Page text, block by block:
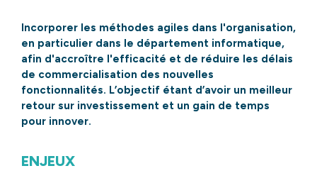
Incorporer les méthodes agiles dans l'organisation,
en particulier dans le département informatique,
afin d'accroître l'efficacité et de réduire les délais
de commercialisation des nouvelles
fonctionnalités. L’objectif étant d’avoir un meilleur
retour sur investissement et un gain de temps
pour innover.
ENJEUX